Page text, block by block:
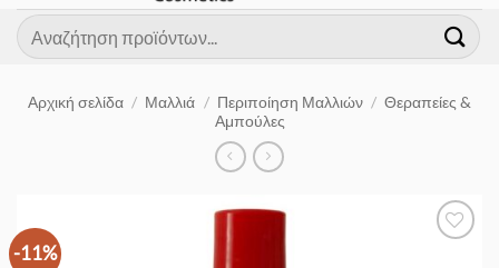
Αναζήτηση
για:
Αρχική σελίδα / Μαλλιά / Περιποίηση Μαλλιών / Θεραπείες &
Αμπούλες
-11%